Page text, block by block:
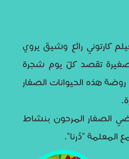
كارتوني رائع وشيق يروي
تقصد كلّ يوم شجرة
روضة هذه الحيوانات الصغار
الصغار المرحون بنشاط
المعلمة "دُرنا".